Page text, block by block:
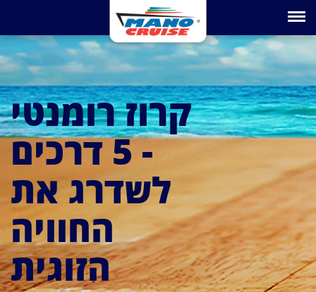
Toggle
קרוז רומנטי
- 5 דרכים
לשדרג את
החוויה
הזוגית